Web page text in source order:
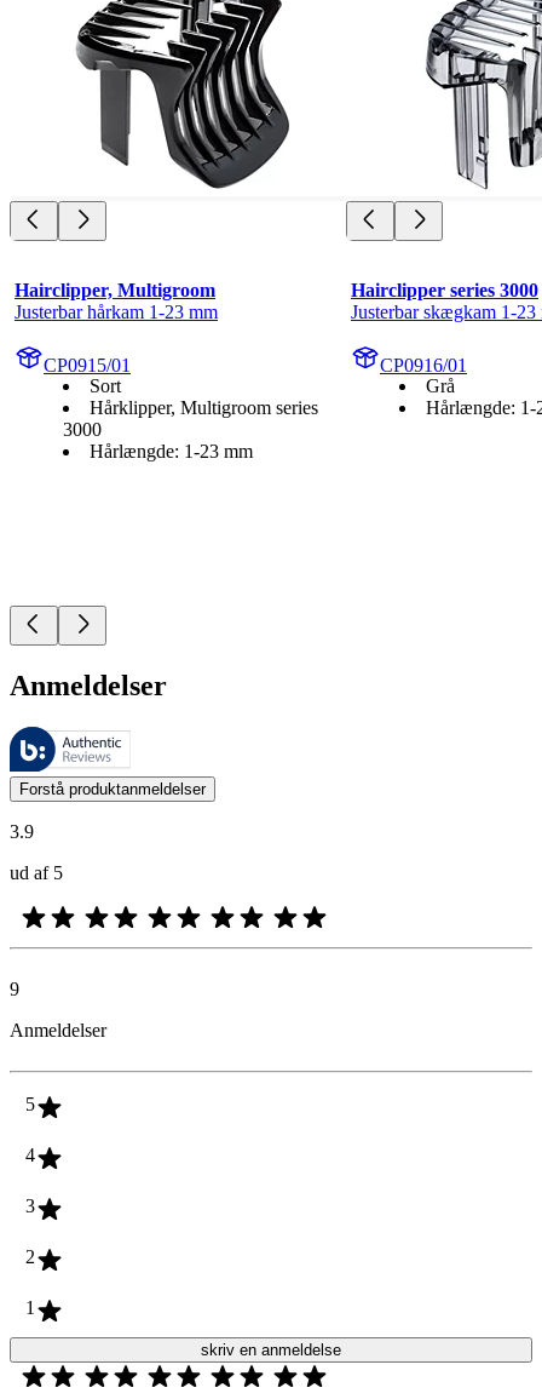
Hairclipper, Multigroom
Justerbar hårkam 1-23 mm
CP0915/01
Sort
Hårklipper, Multigroom series
3000
Hårlængde: 1-23 mm
Hairclipper series 3000
Justerbar skægkam 1-23
CP0916/01
Grå
Hårlængde: 1-
Anmeldelser
Disse anmeldelser administreres af Bazaarvoice og er i
Kundernes meninger i form af produkt- og stjernevurderinger er
Forstå produktanmeldelser
3.9
ud af 5
9
Anmeldelser
5
4
3
2
1
skriv en anmeldelse